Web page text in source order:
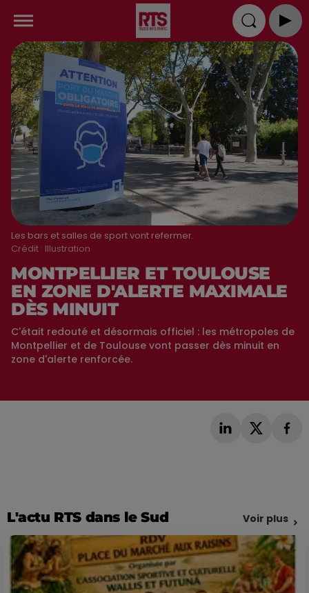
Les bars et salles de sport vont refermer.
Crédit : Illustration
MONTPELLIER ET TOULOUSE
EN ZONE D'ALERTE MAXIMALE
DÈS MINUIT
C'était redouté et désormais officiel : les métropoles de
Montpellier et de Toulouse vont passer dès minuit en
zone d'alerte renforcée.
L'actu RTS dans le Sud Voir plus